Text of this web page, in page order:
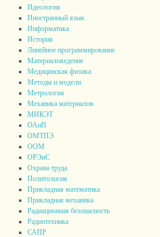
Идеология
Иностранный язык
Информатика
История
Линейное программирование
Материаловедение
Медицинская физика
Методы и модели
Метрология
Механика материалов
МИКЭТ
ОАиП
ОМТПЭ
ООМ
ОРЭиС
Охрана труда
Политология
Прикладная математика
Прикладная механика
Радиационная безопасность
Радиотехника
САПР